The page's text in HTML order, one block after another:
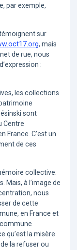
par exemple,
sur
, mais
de rue, nous
:
les collections
sont
Centre
France. C’est un
de ces
collective.
Mais, à l’image de
nous
de cette
en France et
qu’est la misère
la refuser ou